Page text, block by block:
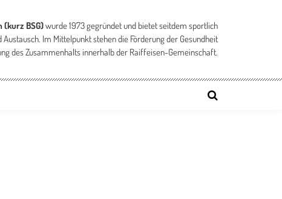
(kurz BSG)wurde 1973 gegründet und bietet seitdem sportlich
Im Mittelpunkt stehen die Förderung der Gesundheit
des Zusammenhalts innerhalb der Raiffeisen-Gemeinschaft.